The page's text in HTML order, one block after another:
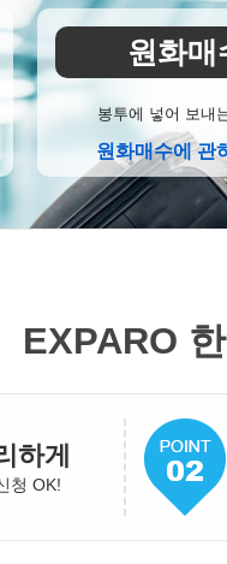
원화매
봉투에 넣어 보내
원화매수에 관
EXPARO
하게
청 OK!